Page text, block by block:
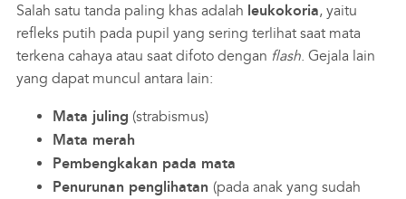
Salah satu tanda paling khas adalah leukokoria, yaitu
refleks putih pada pupil yang sering terlihat saat mata
terkena cahaya atau saat difoto dengan flash. Gejala lain
yang dapat muncul antara lain:
Mata juling (strabismus)
Mata merah
Pembengkakan pada mata
Penurunan penglihatan (pada anak yang sudah